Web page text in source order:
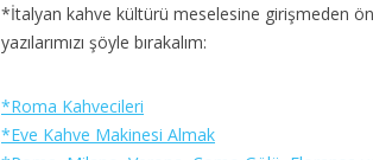
*İtalyan kahve kültürü meselesine girişmeden
yazılarımızı şöyle bırakalım:
*Roma Kahvecileri
*Eve Kahve Makinesi Almak